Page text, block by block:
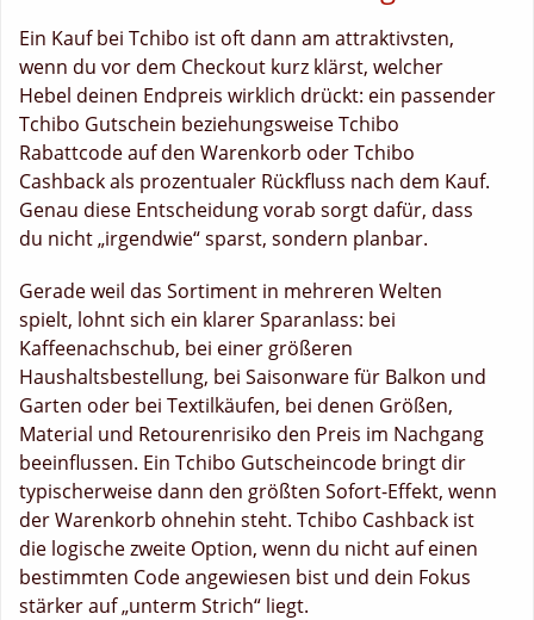
Ein Kauf bei Tchibo ist oft dann am attraktivsten,
wenn du vor dem Checkout kurz klärst, welcher
Hebel deinen Endpreis wirklich drückt: ein passender
Tchibo Gutschein beziehungsweise Tchibo
Rabattcode auf den Warenkorb oder Tchibo
Cashback als prozentualer Rückfluss nach dem Kauf.
Genau diese Entscheidung vorab sorgt dafür, dass
du nicht „irgendwie“ sparst, sondern planbar.
Gerade weil das Sortiment in mehreren Welten
spielt, lohnt sich ein klarer Sparanlass: bei
Kaffeenachschub, bei einer größeren
Haushaltsbestellung, bei Saisonware für Balkon und
Garten oder bei Textilkäufen, bei denen Größen,
Material und Retourenrisiko den Preis im Nachgang
beeinflussen. Ein Tchibo Gutscheincode bringt dir
typischerweise dann den größten Sofort-Effekt, wenn
der Warenkorb ohnehin steht. Tchibo Cashback ist
die logische zweite Option, wenn du nicht auf einen
bestimmten Code angewiesen bist und dein Fokus
stärker auf „unterm Strich“ liegt.